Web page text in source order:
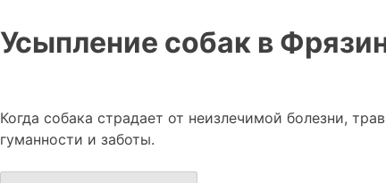
Усыпление собак в
Когда собака страдает от неизлечимой болезни,
гуманности и заботы.